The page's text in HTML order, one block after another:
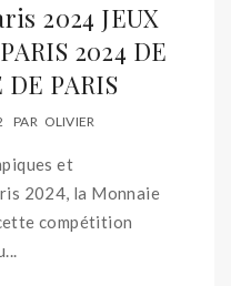
2024 JEUX
2024 DE
PARIS
PAR OLIVIER
et
2024, la Monnaie
compétition